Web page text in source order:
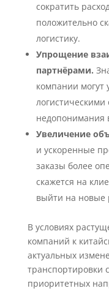
сократить
положительно
логистику.
Упрощение
партнёрами.
компании могут
недопонимания
Увеличение
и ускоренные
заказы более
скажется на
выйти на новые
В условиях
компаний к
актуальных
транспортировки
приоритетных